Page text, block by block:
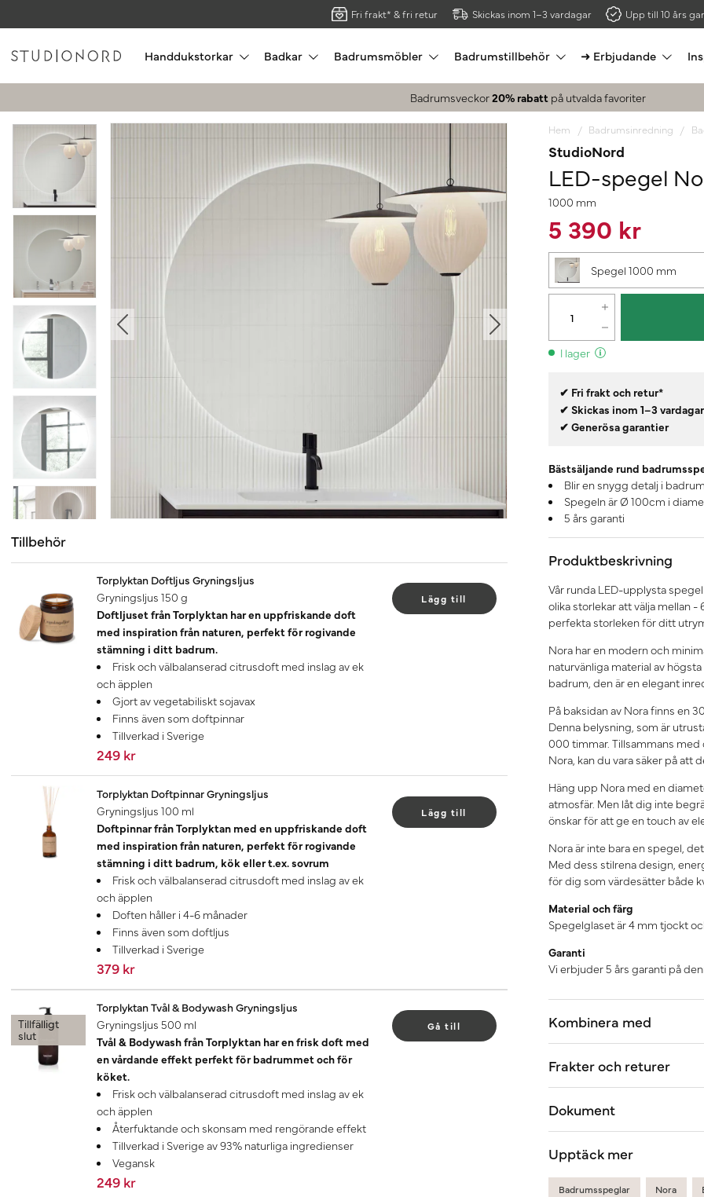
Fri frakt* & fri retur Skickas inom 1–3 vardagar Upp till 10 års
Handdukstorkar Badkar Badrumsmöbler Badrumstillbehör ➜ Erbjudande
Badrumsveckor20% rabatt på utvalda favoriter
Tillbehör
Torplyktan Doftljus Gryningsljus
Gryningsljus 150 g
Doftljuset från Torplyktan har en uppfriskande doft
med inspiration från naturen, perfekt för rogivande
stämning i ditt badrum.
Frisk och välbalanserad citrusdoft med inslag av ek
och äpplen
Gjort av vegetabiliskt sojavax
Finns även som doftpinnar
Tillverkad i Sverige
249 kr
Lägg till
Torplyktan Doftpinnar Gryningsljus
Gryningsljus 100 ml
Doftpinnar från Torplyktan med en uppfriskande doft
med inspiration från naturen, perfekt för rogivande
stämning i ditt badrum, kök eller t.ex. sovrum
Frisk och välbalanserad citrusdoft med inslag av ek
och äpplen
Doften håller i 4-6 månader
Finns även som doftljus
Tillverkad i Sverige
379 kr
Lägg till
Tillfälligt
slut
Torplyktan Tvål & Bodywash Gryningsljus
Gryningsljus 500 ml
Tvål & Bodywash från Torplyktan har en frisk doft med
en vårdande effekt perfekt för badrummet och för
köket.
Frisk och välbalanserad citrusdoft med inslag av ek
och äpplen
Återfuktande och skonsam med rengörande effekt
Tillverkad i Sverige av 93% naturliga ingredienser
Vegansk
249 kr
Gå till
Hem Badrumsinredning
StudioNord
LED-spegel
1000 mm
5 390 kr
Spegel 1000 mm
I lager
✔ Fri frakt och retur*
✔ Skickas inom 1–3 vardagar
✔ Generösa garantier
Bästsäljande rund
Blir en snygg detalj i
Spegeln är Ø 100cm i
5 års garanti
Produktbeskrivning
Vår runda LED-upplysta
olika storlekar att välja mellan
perfekta storleken för ditt
Nora har en modern och
naturvänliga material av
badrum, den är en elegant
På baksidan av Nora finns en
Denna belysning, som är
000 timmar. Tillsammans med
Nora, kan du vara säker på att
Häng upp Nora med en
atmosfär. Men låt dig inte
önskar för att ge en touch av
Nora är inte bara en spegel,
Med dess stilrena design,
för dig som värdesätter både
Material och färg
Spegelglaset är 4 mm tjockt
Garanti
Vi erbjuder 5 års garanti på
Kombinera med
Frakter och returer
Dokument
Upptäck mer
Badrumsspeglar Nora